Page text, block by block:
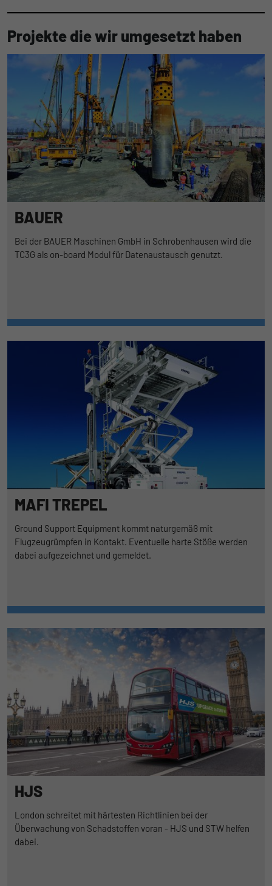
Projekte die wir umgesetzt haben
BAUER
Bei der BAUER Maschinen GmbH in Schrobenhausen wird die
TC3G als on-board Modul für Datenaustausch genutzt.
MAFI TREPEL
Ground Support Equipment kommt naturgemäß mit
Flugzeugrümpfen in Kontakt. Eventuelle harte Stöße werden
dabei aufgezeichnet und gemeldet.
HJS
London schreitet mit härtesten Richtlinien bei der
Überwachung von Schadstoffen voran - HJS und STW helfen
dabei.